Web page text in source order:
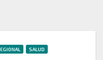
SALUD